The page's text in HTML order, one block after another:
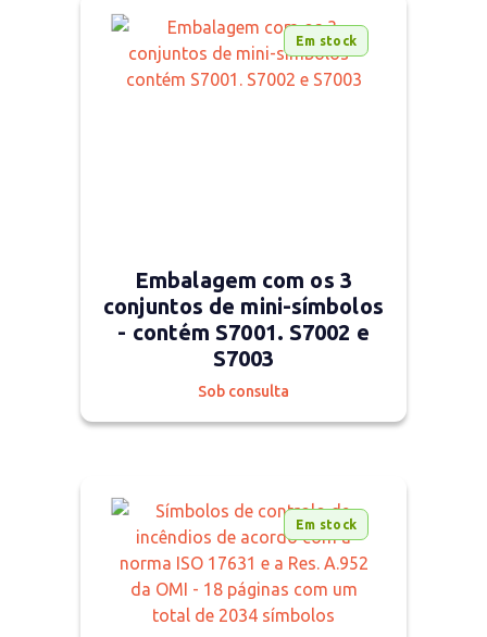
Em stock
Embalagem com os 3
conjuntos de mini-símbolos
- contém S7001. S7002 e
S7003
Sob consulta
Em stock